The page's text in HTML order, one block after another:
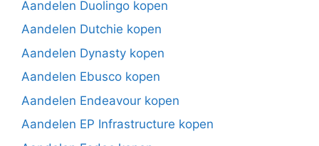
Aandelen Duolingo kopen
Aandelen Dutchie kopen
Aandelen Dynasty kopen
Aandelen Ebusco kopen
Aandelen Endeavour kopen
Aandelen EP Infrastructure kopen